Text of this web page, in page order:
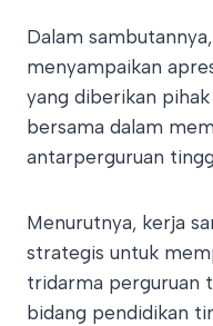
Dalam
menyampaikan
yang diberikan
bersama dalam
antarperguruan
Menurutnya, kerja
strategis untuk
tridarma perguruan
bidang pendidikan